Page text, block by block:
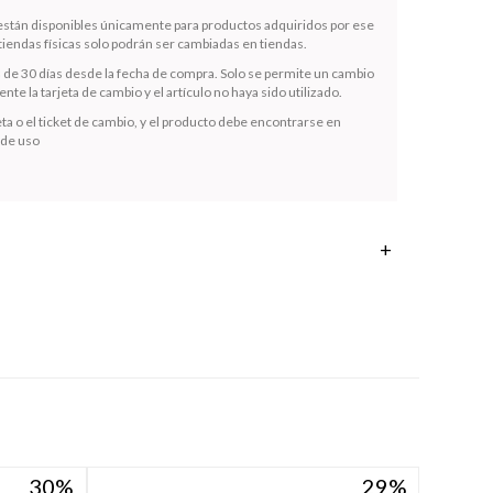
disponibles únicamente para productos adquiridos por ese
físicas solo podrán ser cambiadas en tiendas.
30 días desde la fecha de compra. Solo se permite un cambio
la tarjeta de cambio y el artículo no haya sido utilizado.
o el ticket de cambio, y el producto debe encontrarse en
uso
30
30 29
29